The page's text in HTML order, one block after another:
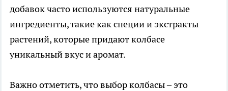
добавок часто используются натуральные
ингредиенты, такие как специи и экстракты
растений, которые придают колбасе
уникальный вкус и аромат.
Важно отметить, что выбор колбасы – это